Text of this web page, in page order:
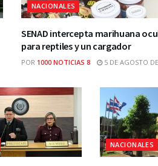
NACIONALES
SENAD intercepta marihuana
para reptiles y un cargador
POR 1000 NOTICIAS 8 5 DE AGOSTO
NACIONALES